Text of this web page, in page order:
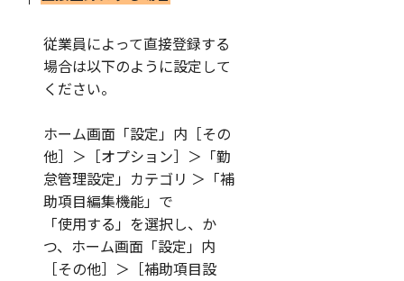
従業員によって直接登録する
場合は以下のように設定して
ください。
ホーム画面「設定」内［その
他］＞［オプション］＞「勤
怠管理設定」カテゴリ ＞「補
助項目編集機能」で
「使用する」を選択し、か
つ、ホーム画面「設定」内
［その他］＞［補助項目設